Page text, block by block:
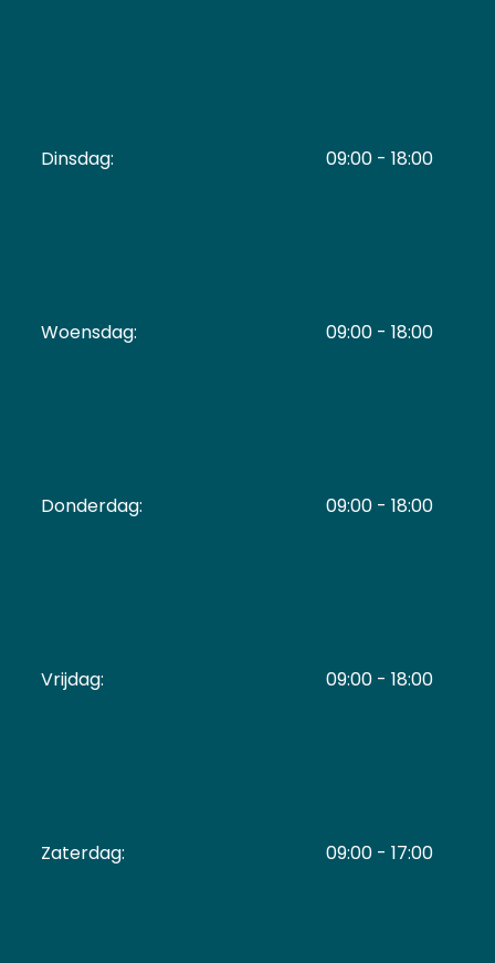
Dinsdag: 09:00 - 18:00
Woensdag: 09:00 - 18:00
Donderdag: 09:00 - 18:00
Vrijdag: 09:00 - 18:00
Zaterdag: 09:00 - 17:00